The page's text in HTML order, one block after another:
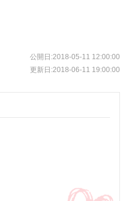
公開日:2018-05-11 12:00:00
更新日:2018-06-11 19:00:00